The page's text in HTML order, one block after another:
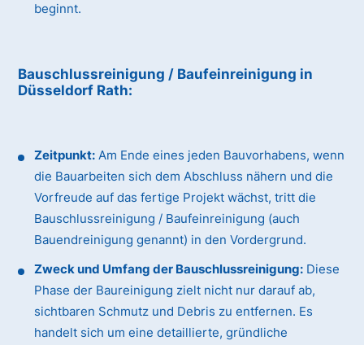
beginnt.
Bauschlussreinigung / Baufeinreinigung in
Düsseldorf Rath:
Zeitpunkt: Am Ende eines jeden Bauvorhabens, wenn
die Bauarbeiten sich dem Abschluss nähern und die
Vorfreude auf das fertige Projekt wächst, tritt die
Bauschlussreinigung / Baufeinreinigung (auch
Bauendreinigung genannt) in den Vordergrund.
Zweck und Umfang der Bauschlussreinigung: Diese
Phase der Baureinigung zielt nicht nur darauf ab,
sichtbaren Schmutz und Debris zu entfernen. Es
handelt sich um eine detaillierte, gründliche